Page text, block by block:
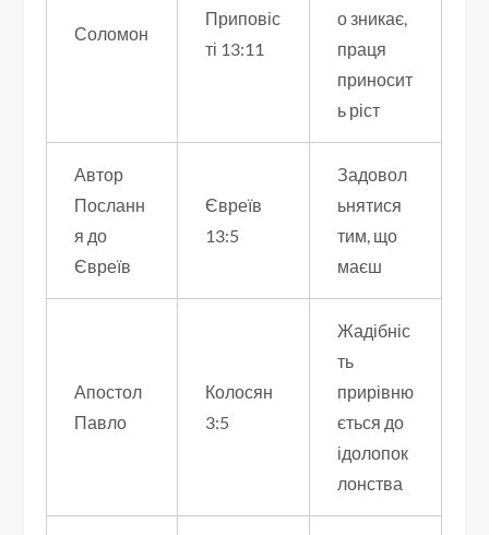
Соломон
Приповіс
ті 13:11
о зникає,
праця
приносит
ь ріст
Автор
Посланн
я до
Євреїв
Євреїв
13:5
Задовол
ьнятися
тим, що
маєш
Апостол
Павло
Колосян
3:5
Жадібніс
ть
прирівню
ється до
ідолопок
лонства